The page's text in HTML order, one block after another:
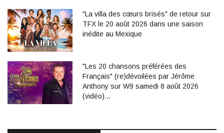
"La villa des cœurs brisés" de retour sur
TFX le 20 août 2026 dans une saison
inédite au Mexique
"Les 20 chansons préférées des
Français" (re)dévoilées par Jérôme
Anthony sur W9 samedi 8 août 2026
(vidéo)…